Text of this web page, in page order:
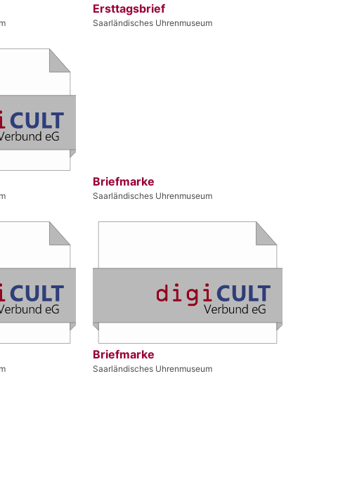
Ersttagsbrief
Saarländisches Uhrenmuseum
Briefmarke
Saarländisches Uhrenmuseum
Briefmarke
Saarländisches Uhrenmuseum